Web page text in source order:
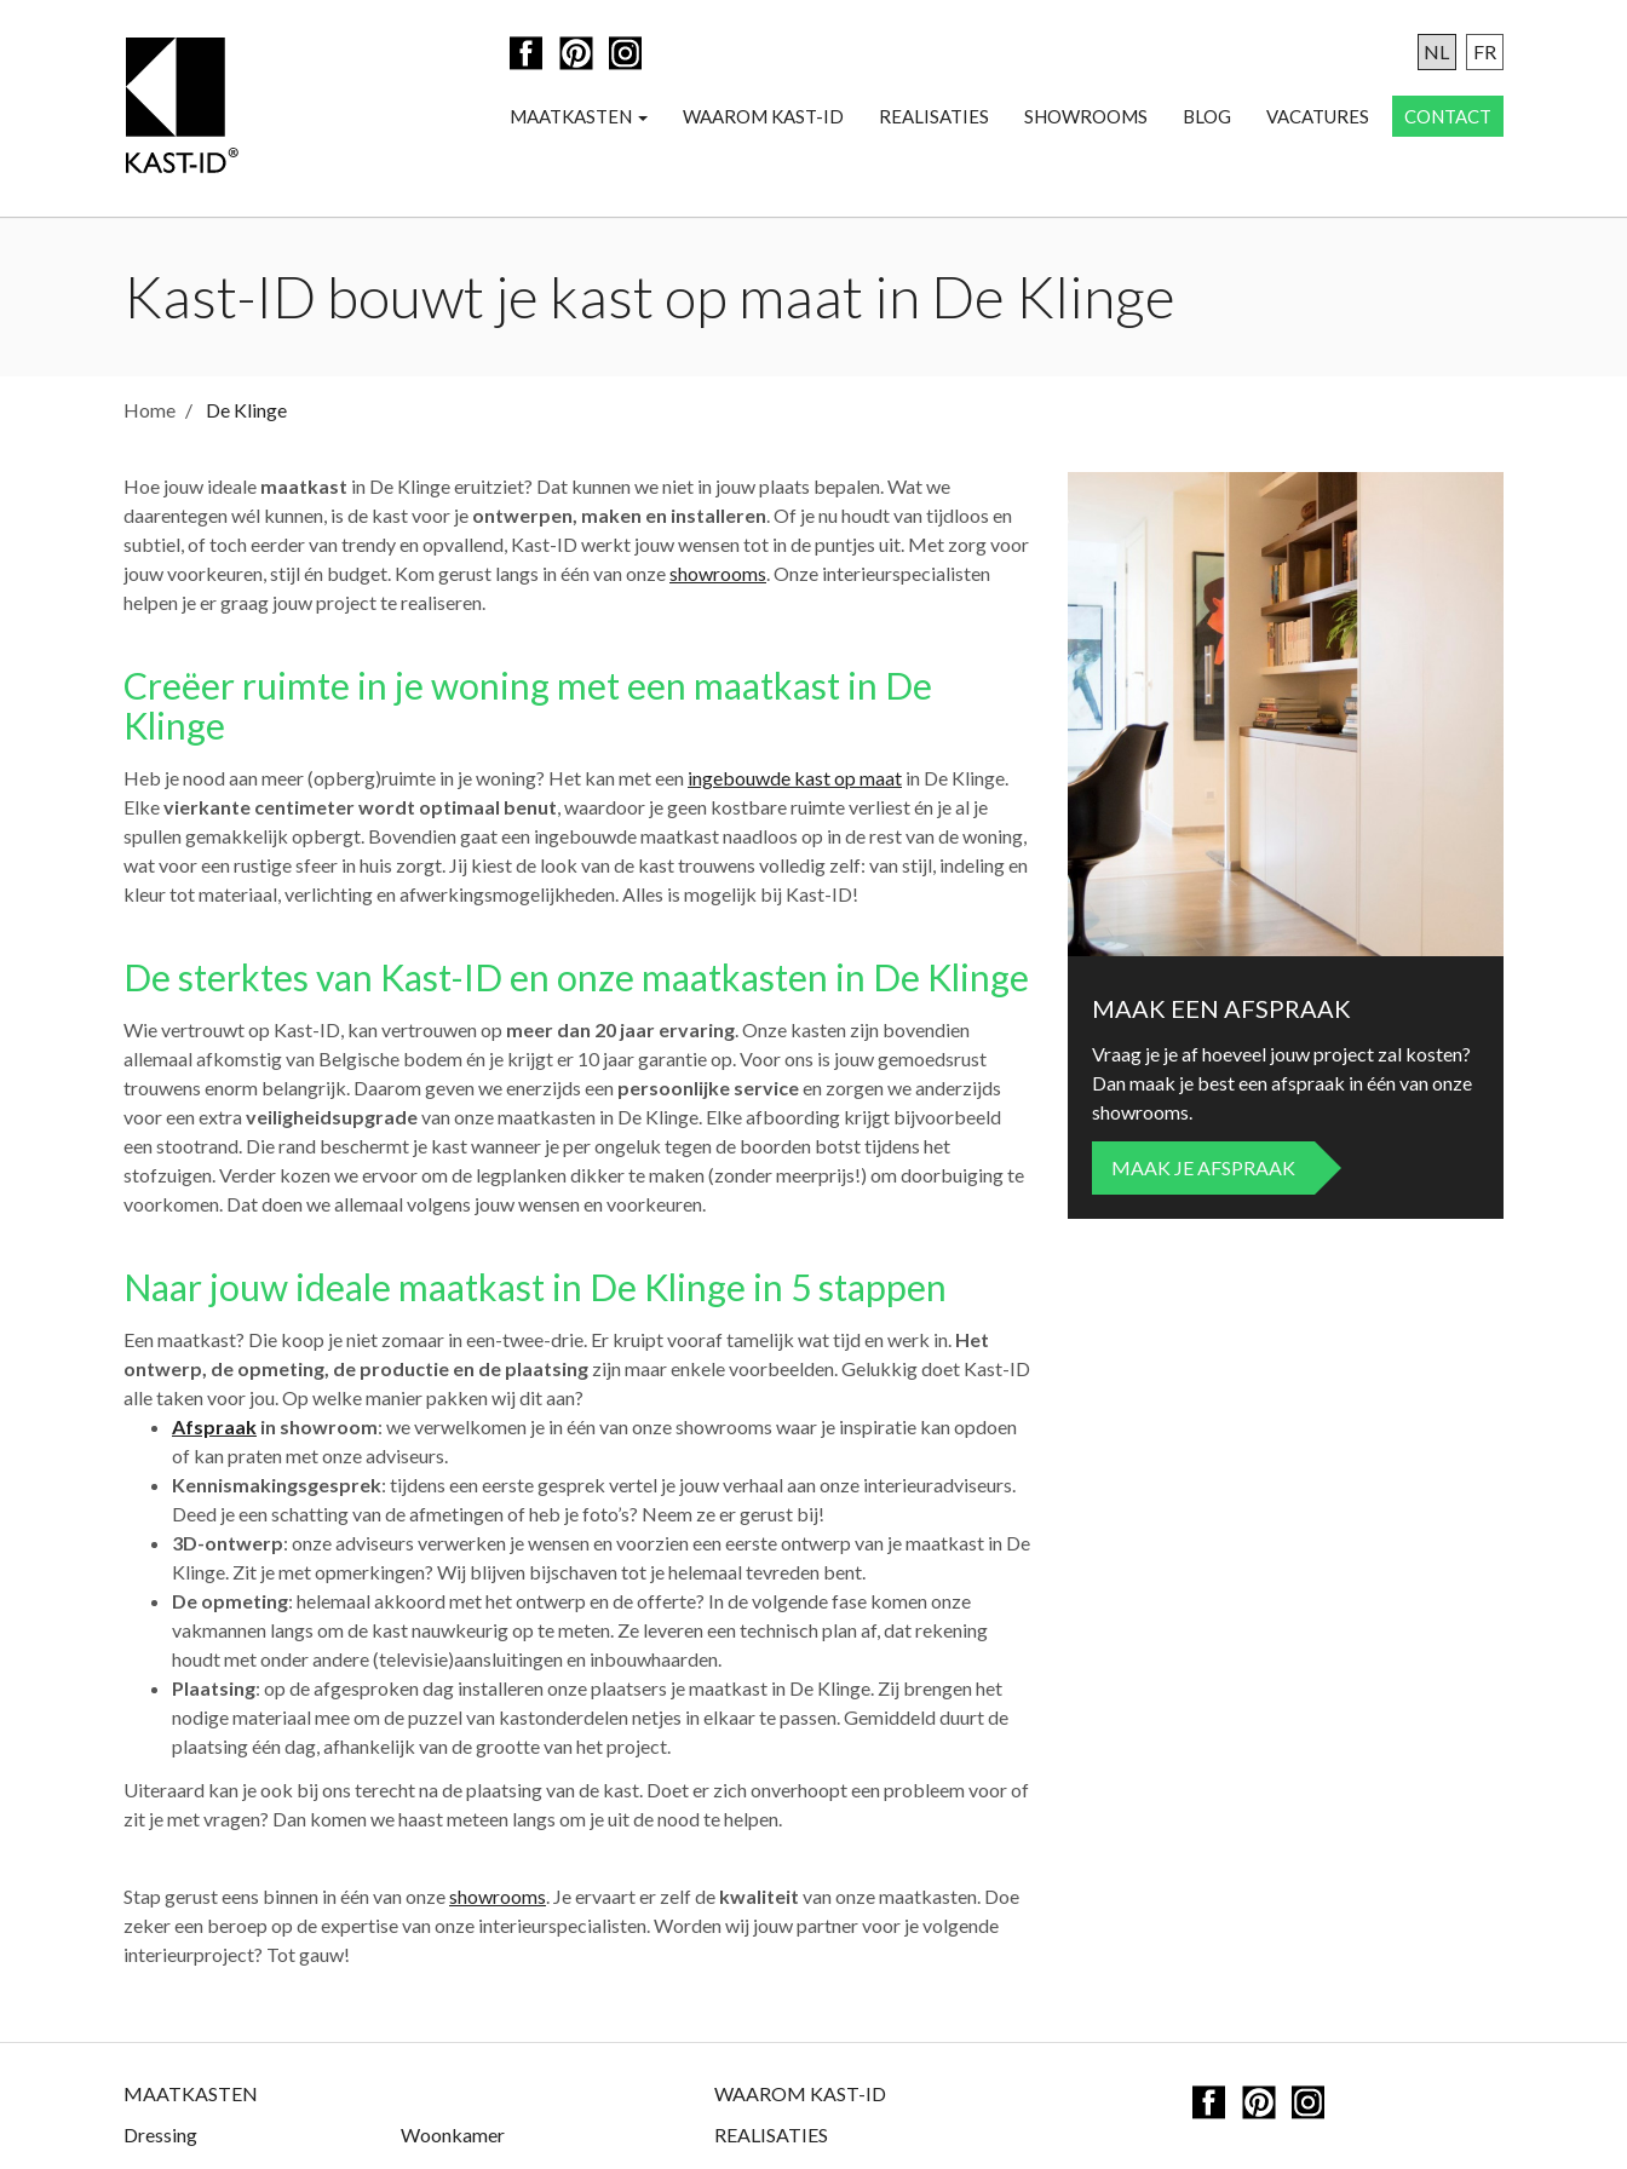
MAATKASTEN WAAROM KAST-ID REALISATIES SHOWROOMS BLOG VACATURES CONTACT
NL FR
Kast-ID bouwt je kast op maat in De Klinge
Home De Klinge
Hoe jouw ideale maatkast in De Klinge eruitziet? Dat kunnen we niet in jouw plaats bepalen. Wat we
daarentegen wél kunnen, is de kast voor je ontwerpen, maken en installeren. Of je nu houdt van tijdloos en
subtiel, of toch eerder van trendy en opvallend, Kast-ID werkt jouw wensen tot in de puntjes uit. Met zorg voor
jouw voorkeuren, stijl én budget. Kom gerust langs in één van onzeshowrooms. Onze interieurspecialisten
helpen je er graag jouw project te realiseren.
Creëer ruimte in je woning met een maatkast in De
Klinge
Heb je nood aan meer (opberg)ruimte in je woning? Het kan met een ingebouwde kast op maat in De Klinge.
Elkevierkante centimeter wordt optimaal benut, waardoor je geen kostbare ruimte verliest én je al je
spullen gemakkelijk opbergt. Bovendien gaat een ingebouwde maatkast naadloos op in de rest van de woning,
wat voor een rustige sfeer in huis zorgt. Jij kiest de look van de kast trouwens volledig zelf: van stijl, indeling en
kleur tot materiaal, verlichting en afwerkingsmogelijkheden. Alles is mogelijk bij Kast-ID!
De sterktes van Kast-ID en onze maatkasten in De Klinge
Wie vertrouwt op Kast-ID, kan vertrouwen op meer dan 20 jaar ervaring. Onze kasten zijn bovendien
allemaal afkomstig van Belgische bodem én je krijgt er 10 jaar garantie op. Voor ons is jouw gemoedsrust
trouwens enorm belangrijk. Daarom geven we enerzijds een persoonlijke serviceen zorgen we anderzijds
voor een extraveiligheidsupgradevan onze maatkasten in De Klinge. Elke afboording krijgt bijvoorbeeld
een stootrand. Die rand beschermt je kast wanneer je per ongeluk tegen de boorden botst tijdens het
stofzuigen. Verder kozen we ervoor om de legplanken dikker te maken (zonder meerprijs!) om doorbuiging te
voorkomen. Dat doen we allemaal volgens jouw wensen en voorkeuren.
Naar jouw ideale maatkast in De Klinge in 5 stappen
Een maatkast? Die koop je niet zomaar in een-twee-drie. Er kruipt vooraf tamelijk wat tijd en werk in. Het
ontwerp, de opmeting, de productie en de plaatsing zijn maar enkele voorbeelden. Gelukkig doet Kast-ID
alle taken voor jou. Op welke manier pakken wij dit aan?
Afspraak in showroom: we verwelkomen je in één van onze showrooms waar je inspiratie kan opdoen
of kan praten met onze adviseurs.
Kennismakingsgesprek: tijdens een eerste gesprek vertel je jouw verhaal aan onze interieuradviseurs.
Deed je een schatting van de afmetingen of heb je foto’s? Neem ze er gerust bij!
3D-ontwerp: onze adviseurs verwerken je wensen en voorzien een eerste ontwerp van je maatkast in De
Klinge. Zit je met opmerkingen? Wij blijven bijschaven tot je helemaal tevreden bent.
De opmeting: helemaal akkoord met het ontwerp en de offerte? In de volgende fase komen onze
vakmannen langs om de kast nauwkeurig op te meten. Ze leveren een technisch plan af, dat rekening
houdt met onder andere (televisie)aansluitingen en inbouwhaarden.
Plaatsing: op de afgesproken dag installeren onze plaatsers je maatkast in De Klinge. Zij brengen het
nodige materiaal mee om de puzzel van kastonderdelen netjes in elkaar te passen. Gemiddeld duurt de
plaatsing één dag, afhankelijk van de grootte van het project.
Uiteraard kan je ook bij ons terecht na de plaatsing van de kast. Doet er zich onverhoopt een probleem voor of
zit je met vragen? Dan komen we haast meteen langs om je uit de nood te helpen.
Stap gerust eens binnen in één van onzeshowrooms. Je ervaart er zelf de kwaliteit van onze maatkasten. Doe
zeker een beroep op de expertise van onze interieurspecialisten. Worden wij jouw partner voor je volgende
interieurproject? Tot gauw!
MAAK EEN AFSPRAAK
Vraag je je af hoeveel jouw project zal kosten?
Dan maak je best een afspraak in één van onze
showrooms.
MAAK JE AFSPRAAK
MAATKASTEN
Dressing
Woonkamer
WAAROM KAST-ID
REALISATIES